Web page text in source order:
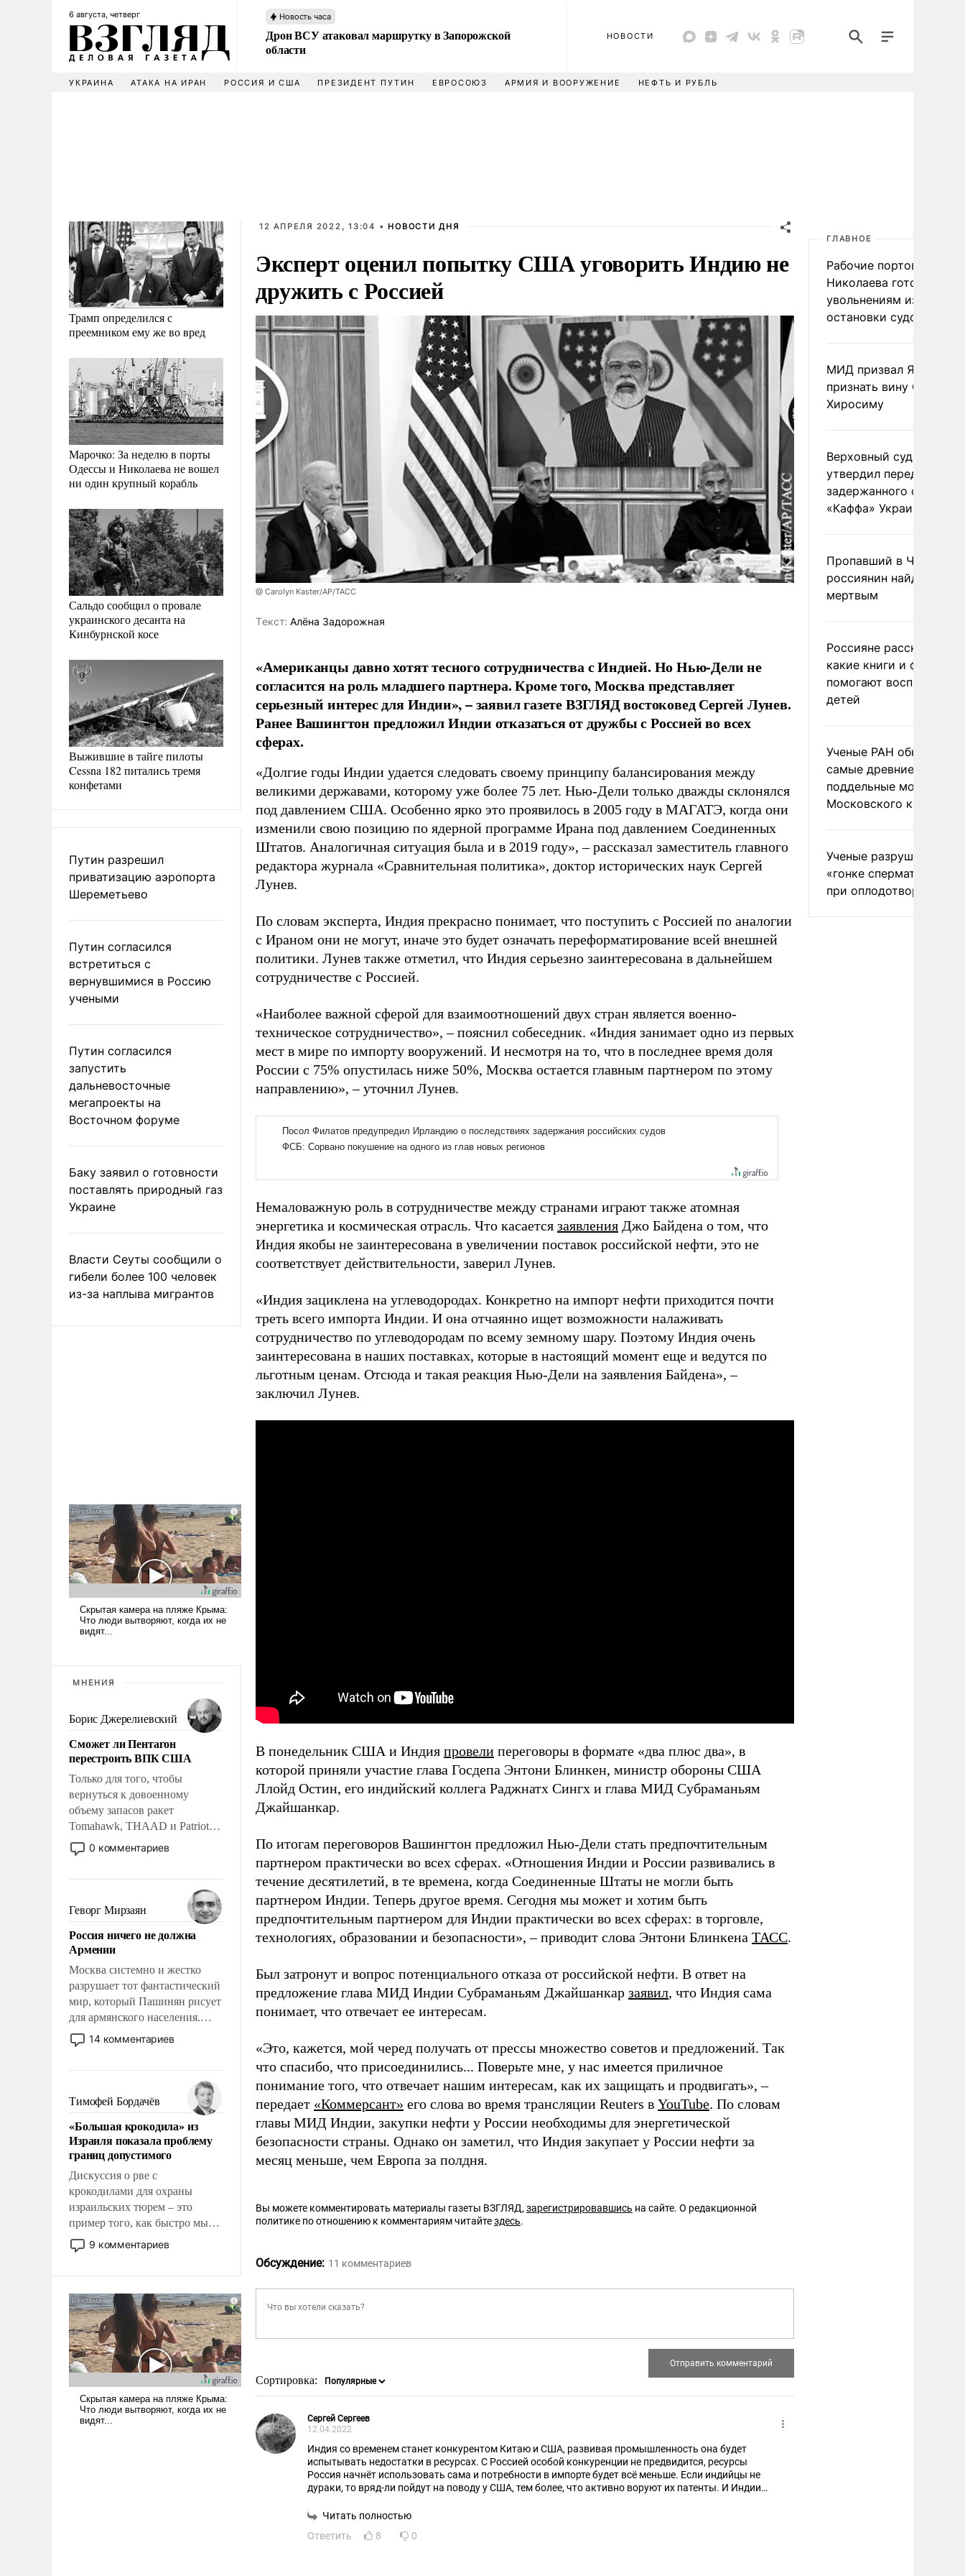
6 августа, четверг Новость часа
Дрон ВСУ атаковал маршрутку в Запорожской
области
НОВОСТИ
УКРАИНА АТАКА НА ИРАН РОССИЯ И США ПРЕЗИДЕНТ ПУТИН ЕВРОСОЮЗ АРМИЯ И ВООРУЖЕНИЕ НЕФТЬ И РУБЛЬ
Трамп определился с
преемником ему же во вред
Марочко: За неделю в порты
Одессы и Николаева не вошел
ни один крупный корабль
Сальдо сообщил о провале
украинского десанта на
Кинбурнской косе
Выжившие в тайге пилоты
Cessna 182 питались тремя
конфетами
Путин разрешил
приватизацию аэропорта
Шереметьево
Путин согласился
встретиться с
вернувшимися в Россию
учеными
Путин согласился
запустить
дальневосточные
мегапроекты на
Восточном форуме
Баку заявил о готовности
поставлять природный газ
Украине
Власти Сеуты сообщили о
гибели более 100 человек
из-за наплыва мигрантов
МНЕНИЯ
Борис Джерелиевский
Сможет ли Пентагон
перестроить ВПК США
Только для того, чтобы
вернуться к довоенному
объему запасов ракет
Tomahawk, THAAD и Patriot
США потребуется более трех
лет. Даже небольшая война с
Сложившаяся ситуация
означает многолетний период
уязвимости США, например,
перед Китаем.
0 комментариев
Геворг Мирзаян
Россия ничего не должна
Армении
Москва системно и жестко
разрушает тот фантастический
мир, который Пашинян рисует
для армянского населения.
Мир, где этому населению все
должны просто по
политические прожекты будут
беспрекословно оплачиваться
за счет российских
налогоплательщиков и где за
свои поступки не нужно
отвечать.
14 комментариев
Тимофей Бордачёв
«Большая крокодила» из
Израиля показала проблему
границ допустимого
Дискуссия о рве с
крокодилами для охраны
израильских тюрем – это
пример того, как быстро мы
двигаемся по пути
революционных изменений.
псевдонаучной фантастики,
стало всерьез обсуждаемой
идеей.
9 комментариев
12 АПРЕЛЯ 2022, 13:04 • НОВОСТИ ДНЯ
Эксперт оценил попытку США уговорить Индию не
дружить с Россией
@ Carolyn Kaster/AP/ТАСС
Tекст: Алёна Задорожная
«Американцы давно хотят тесного сотрудничества с Индией. Но Нью-Дели не
согласится на роль младшего партнера. Кроме того, Москва представляет
серьезный интерес для Индии», – заявил газете ВЗГЛЯД востоковед Сергей Лунев.
Ранее Вашингтон предложил Индии отказаться от дружбы с Россией во всех
сферах.
«Долгие годы Индии удается следовать своему принципу балансирования между
великими державами, которому уже более 75 лет. Нью-Дели только дважды склонялся
под давлением США. Особенно ярко это проявилось в 2005 году в МАГАТЭ, когда они
изменили свою позицию по ядерной программе Ирана под давлением Соединенных
Штатов. Аналогичная ситуация была и в 2019 году», – рассказал заместитель главного
редактора журнала «Сравнительная политика», доктор исторических наук Сергей
Лунев.
По словам эксперта, Индия прекрасно понимает, что поступить с Россией по аналогии
с Ираном они не могут, иначе это будет означать переформатирование всей внешней
политики. Лунев также отметил, что Индия серьезно заинтересована в дальнейшем
сотрудничестве с Россией.
«Наиболее важной сферой для взаимоотношений двух стран является военно-
техническое сотрудничество», – пояснил собеседник. «Индия занимает одно из первых
мест в мире по импорту вооружений. И несмотря на то, что в последнее время доля
России с 75% опустилась ниже 50%, Москва остается главным партнером по этому
направлению», – уточнил Лунев.
Немаловажную роль в сотрудничестве между странами играют также атомная
энергетика и космическая отрасль. Что касается заявления Джо Байдена о том, что
Индия якобы не заинтересована в увеличении поставок российской нефти, это не
соответствует действительности, заверил Лунев.
«Индия зациклена на углеводородах. Конкретно на импорт нефти приходится почти
треть всего импорта Индии. И она отчаянно ищет возможности налаживать
сотрудничество по углеводородам по всему земному шару. Поэтому Индия очень
заинтересована в наших поставках, которые в настоящий момент еще и ведутся по
льготным ценам. Отсюда и такая реакция Нью-Дели на заявления Байдена», –
заключил Лунев.
В понедельник США и Индия провели переговоры в формате «два плюс два», в
которой приняли участие глава Госдепа Энтони Блинкен, министр обороны США
Ллойд Остин, его индийский коллега Раджнатх Сингх и глава МИД Субраманьям
Джайшанкар.
По итогам переговоров Вашингтон предложил Нью-Дели стать предпочтительным
партнером практически во всех сферах. «Отношения Индии и России развивались в
течение десятилетий, в те времена, когда Соединенные Штаты не могли быть
партнером Индии. Теперь другое время. Сегодня мы может и хотим быть
предпочтительным партнером для Индии практически во всех сферах: в торговле,
технологиях, образовании и безопасности», – приводит слова Энтони Блинкена ТАСС.
Был затронут и вопрос потенциального отказа от российской нефти. В ответ на
предложение глава МИД Индии Субраманьям Джайшанкар заявил, что Индия сама
понимает, что отвечает ее интересам.
«Это, кажется, мой черед получать от прессы множество советов и предложений. Так
что спасибо, что присоединились... Поверьте мне, у нас имеется приличное
понимание того, что отвечает нашим интересам, как их защищать и продвигать», –
передает «Коммерсант» его слова во время трансляции Reuters в YouTube. По словам
главы МИД Индии, закупки нефти у России необходимы для энергетической
безопасности страны. Однако он заметил, что Индия закупает у России нефти за
месяц меньше, чем Европа за полдня.
Вы можете комментировать материалы газеты ВЗГЛЯД,зарегистрировавшись на сайте. О редакционной
политике по отношению к комментариям читайтездесь.
Обсуждение: 11 комментариев
Сортировка:
Сергей Сергеев
12.04.2022
Индия со временем станет конкурентом Китаю и США, развивая промышленность она будет
испытывать недостатки в ресурсах. С Россией особой конкуренции не предвидится, ресурсы
Россия начнёт использовать сама и потребности в импорте будет всё меньше. Если индийцы не
дураки, то вряд-ли пойдут на поводу у США, тем более, что активно воруют их патенты. И Индии
обойтись
Читать полностью
Ответить
8 0
ГЛАВНОЕ
Рабочие портов
Николаева готовятся к
увольнениям из-за
остановки судоходства
МИД призвал Японию
признать вину США за
Хиросиму
Верховный суд Швеции
утвердил передачу
задержанного
«Каффа» Украине
Пропавший в
россиянин найден
мертвым
Россияне рассказали,
какие книги и фильмы
помогают воспитывать
детей
Ученые РАН
самые древние
поддельные монеты
Московского
Ученые разрушили миф
«гонке
при оплодотворении